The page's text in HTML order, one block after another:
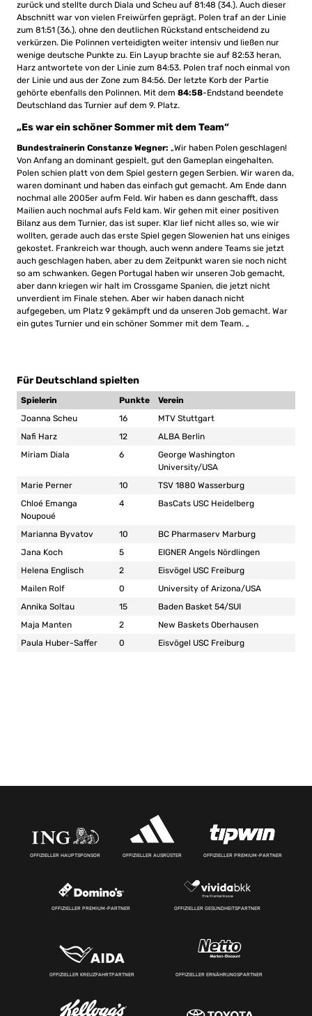
zurück und stellte durch Diala und Scheu auf 81:48 (34.). Auch dieser
Abschnitt war von vielen Freiwürfen geprägt. Polen traf an der Linie
zum 81:51 (36.), ohne den deutlichen Rückstand entscheidend zu
verkürzen. Die Polinnen verteidigten weiter intensiv und ließen nur
wenige deutsche Punkte zu. Ein Layup brachte sie auf 82:53 heran,
Harz antwortete von der Linie zum 84:53. Polen traf noch einmal von
der Linie und aus der Zone zum 84:56. Der letzte Korb der Partie
gehörte ebenfalls den Polinnen. Mit dem 84:58-Endstand beendete
Deutschland das Turnier auf dem 9. Platz.
„Es war ein schöner Sommer mit dem Team“
Bundestrainerin Constanze Wegner: „Wir haben Polen geschlagen!
Von Anfang an dominant gespielt, gut den Gameplan eingehalten.
Polen schien platt von dem Spiel gestern gegen Serbien. Wir waren da,
waren dominant und haben das einfach gut gemacht. Am Ende dann
nochmal alle 2005er aufm Feld. Wir haben es dann geschafft, dass
Mailien auch nochmal aufs Feld kam. Wir gehen mit einer positiven
Bilanz aus dem Turnier, das ist super. Klar lief nicht alles so, wie wir
wollten, gerade auch das erste Spiel gegen Slowenien hat uns einiges
gekostet. Frankreich war though, auch wenn andere Teams sie jetzt
auch geschlagen haben, aber zu dem Zeitpunkt waren sie noch nicht
so am schwanken. Gegen Portugal haben wir unseren Job gemacht,
aber dann kriegen wir halt im Crossgame Spanien, die jetzt nicht
unverdient im Finale stehen. Aber wir haben danach nicht
aufgegeben, um Platz 9 gekämpft und da unseren Job gemacht. War
ein gutes Turnier und ein schöner Sommer mit dem Team. „
Für Deutschland spielten
Spielerin Punkte
Verein
Joanna Scheu
16
MTV Stuttgart
Nafi Harz
12
ALBA Berlin
Miriam Diala
6
George Washington
University/USA
Marie Perner
10
TSV 1880 Wasserburg
Chloé Emanga
Noupoué
4 BasCats USC Heidelberg
Marianna Byvatov 10
BC Pharmaserv Marburg
Jana Koch
5
EIGNER Angels Nördlingen
Helena Englisch
2
Eisvögel USC Freiburg
Mailen Rolf
0
University of Arizona/USA
Annika Soltau
15
Baden Basket 54/SUI
Maja Manten
2
New Baskets Oberhausen
Paula Huber-Saffer
0 Eisvögel USC Freiburg
OFFIZIELLER HAUPTSPONSOR OFFIZIELLER AUSRÜSTER OFFIZIELLER PREMIUM-PARTNER
OFFIZIELLER PREMIUM-PARTNER OFFIZIELLER GESUNDHEITSPARTNER
OFFIZIELLER KREUZFAHRTPARTNER OFFIZIELLER ERNÄHRUNGSPARTNER